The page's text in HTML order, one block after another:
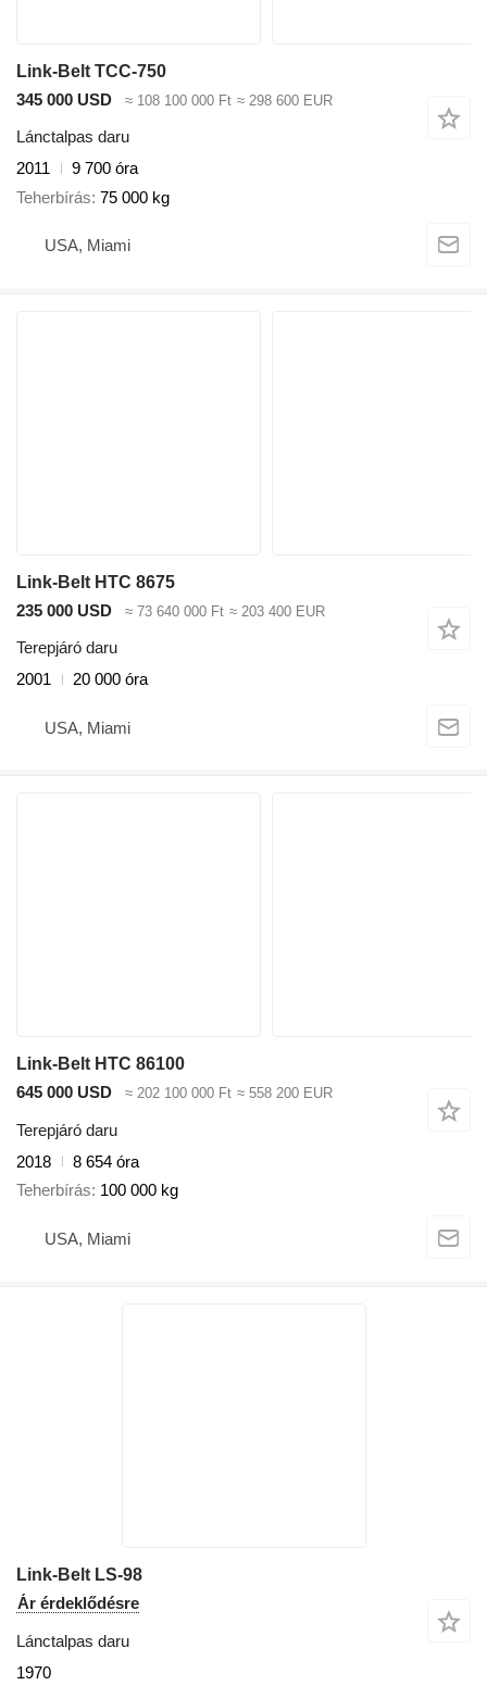
Link-Belt TCC-750
345 000 USD
≈ 108 100 000 Ft ≈ 298 600 EUR
Lánctalpas daru
2011
9 700 óra
Teherbírás 75 000 kg
USA, Miami
Link-Belt HTC 8675
235 000 USD
≈ 73 640 000 Ft ≈ 203 400 EUR
Terepjáró daru
2001
20 000 óra
USA, Miami
Link-Belt HTC 86100
645 000 USD
≈ 202 100 000 Ft ≈ 558 200 EUR
Terepjáró daru
2018
8 654 óra
Teherbírás 100 000 kg
USA, Miami
Link-Belt LS-98
Ár érdeklődésre
Lánctalpas daru
1970